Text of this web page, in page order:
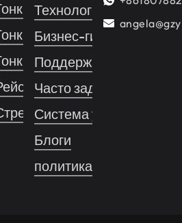
VR
Про
Технология
Бизнес-гид
Поддерживать
Часто задаваемые
Система управления
Блоги
политика